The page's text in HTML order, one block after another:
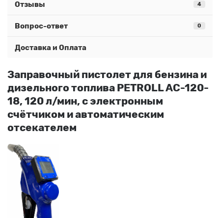
Отзывы 4
Вопрос-ответ 0
Доставка и Оплата
Заправочный пистолет для бензина и
дизельного топлива PETROLL AC-120-
18, 120 л/мин, с электронным
счётчиком и автоматическим
отсекателем